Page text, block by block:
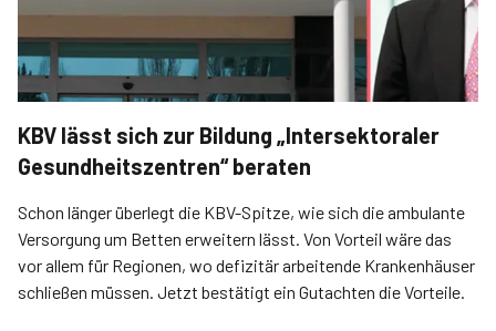
KBV lässt sich zur Bildung „Intersektoraler
Gesundheitszentren“ beraten
Schon länger überlegt die KBV-Spitze, wie sich die ambulante
Versorgung um Betten erweitern lässt. Von Vorteil wäre das
vor allem für Regionen, wo defizitär arbeitende Krankenhäuser
schließen müssen. Jetzt bestätigt ein Gutachten die Vorteile.